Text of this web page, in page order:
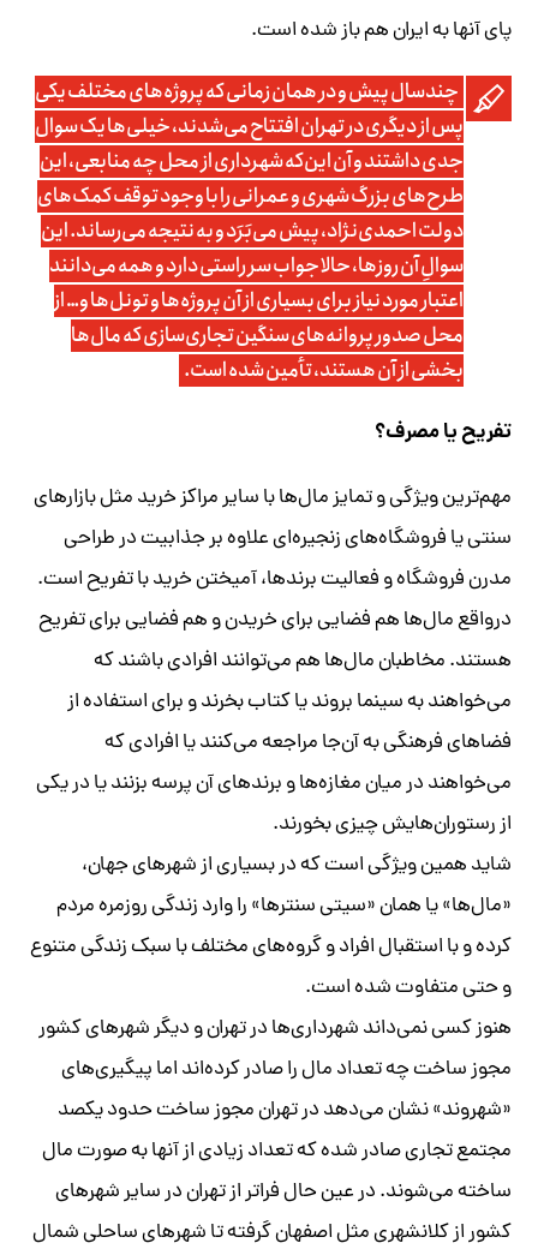
پای آنها به ایران هم باز شده است.
چند‌سال پیش و در همان زمانی که پروژه‌های مختلف یکی
پس از دیگری در تهران افتتاح می‌شدند، خیلی‌ها یک سوال
جدی داشتند و آن این‌که شهرداری از محل چه منابعی، این
طرح‌های بزرگ شهری و عمرانی را با وجود توقف کمک‌های
دولت احمدی‌نژاد، پیش می‌بَرَد و به نتیجه می‌رساند. این
سوالِ آن روزها، حالا جواب سر راستی دارد و همه می‌دانند
اعتبار مورد نیاز برای بسیاری از آن پروژه‌ها و تونل‌ها و… از
محل صدور پروانه‌های سنگین تجاری‌سازی که مال‌ها
بخشی از آن هستند، تأمین شده است.
تفریح یا مصرف؟
مهم‌ترین ویژگی و تمایز مال‌ها با سایر مراکز خرید مثل بازارهای
سنتی یا فروشگاه‌های زنجیره‌ای علاوه بر جذابیت در طراحی
مدرن فروشگاه و فعالیت برندها، آمیختن خرید با تفریح است.
درواقع مال‌‎ها هم فضایی برای خریدن و هم فضایی برای تفریح
هستند. مخاطبان مال‌ها هم می‌توانند افرادی باشند که
می‌خواهند به سینما بروند یا کتاب بخرند و برای استفاده از
فضاهای فرهنگی به آن‌جا مراجعه می‌کنند یا افرادی که
می‌خواهند در میان مغازه‌ها و برندهای آن پرسه بزنند یا در یکی
از رستوران‌هایش چیزی بخورند.
شاید همین ویژگی است که در بسیاری از شهرهای جهان،
«مال‌ها» یا همان «سیتی سنترها» را وارد زندگی روزمره مردم
کرده و با استقبال افراد و گروه‌های مختلف با سبک زندگی متنوع
و حتی متفاوت شده است.
هنوز کسی نمی‌داند شهرداری‌ها در تهران و دیگر شهرهای کشور
مجوز ساخت چه تعداد مال را صادر کرده‌اند اما پیگیری‌های
«شهروند» نشان می‌دهد در تهران مجوز ساخت حدود یکصد
مجتمع تجاری صادر شده که تعداد زیادی از آنها به صورت مال
ساخته می‌شوند. در عین حال فراتر از تهران در سایر شهرهای
کشور از کلانشهری مثل اصفهان گرفته تا شهرهای ساحلی شمال